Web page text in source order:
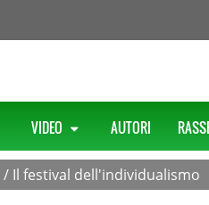
VIDEO AUTORI
/ Il festival dell'individualismo